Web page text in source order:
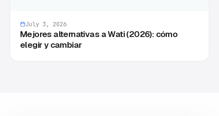
July 3, 2026
Mejores alternativas a Wati (2026): cómo
elegir y cambiar